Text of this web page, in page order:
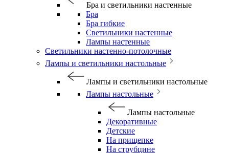
Бра и светильники настенные
Бра
Бра гибкие
Светильники настенные
Лампы настенные
Светильники настенно-потолочные
Лампы и светильники настольные
Лампы и светильники настольные
Лампы настольные
Лампы настольные
Декоративные
Детские
На прищепке
На струбцине